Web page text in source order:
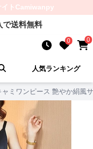
ト Camiwanpy
で送料無料
0 0
人気ランキング
ャミワンピース 艶やか絹風